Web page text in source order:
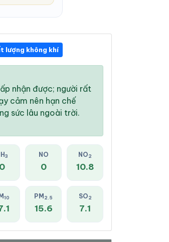
01:00 AM
0 %
Mây đen u ám
lượng không khí
nhận được; người rất
cảm nên hạn chế
sức lâu ngoài trời.
3
0
NO
0
NO2
10.8
10 PM 2.5
15.6
SO2
7.1